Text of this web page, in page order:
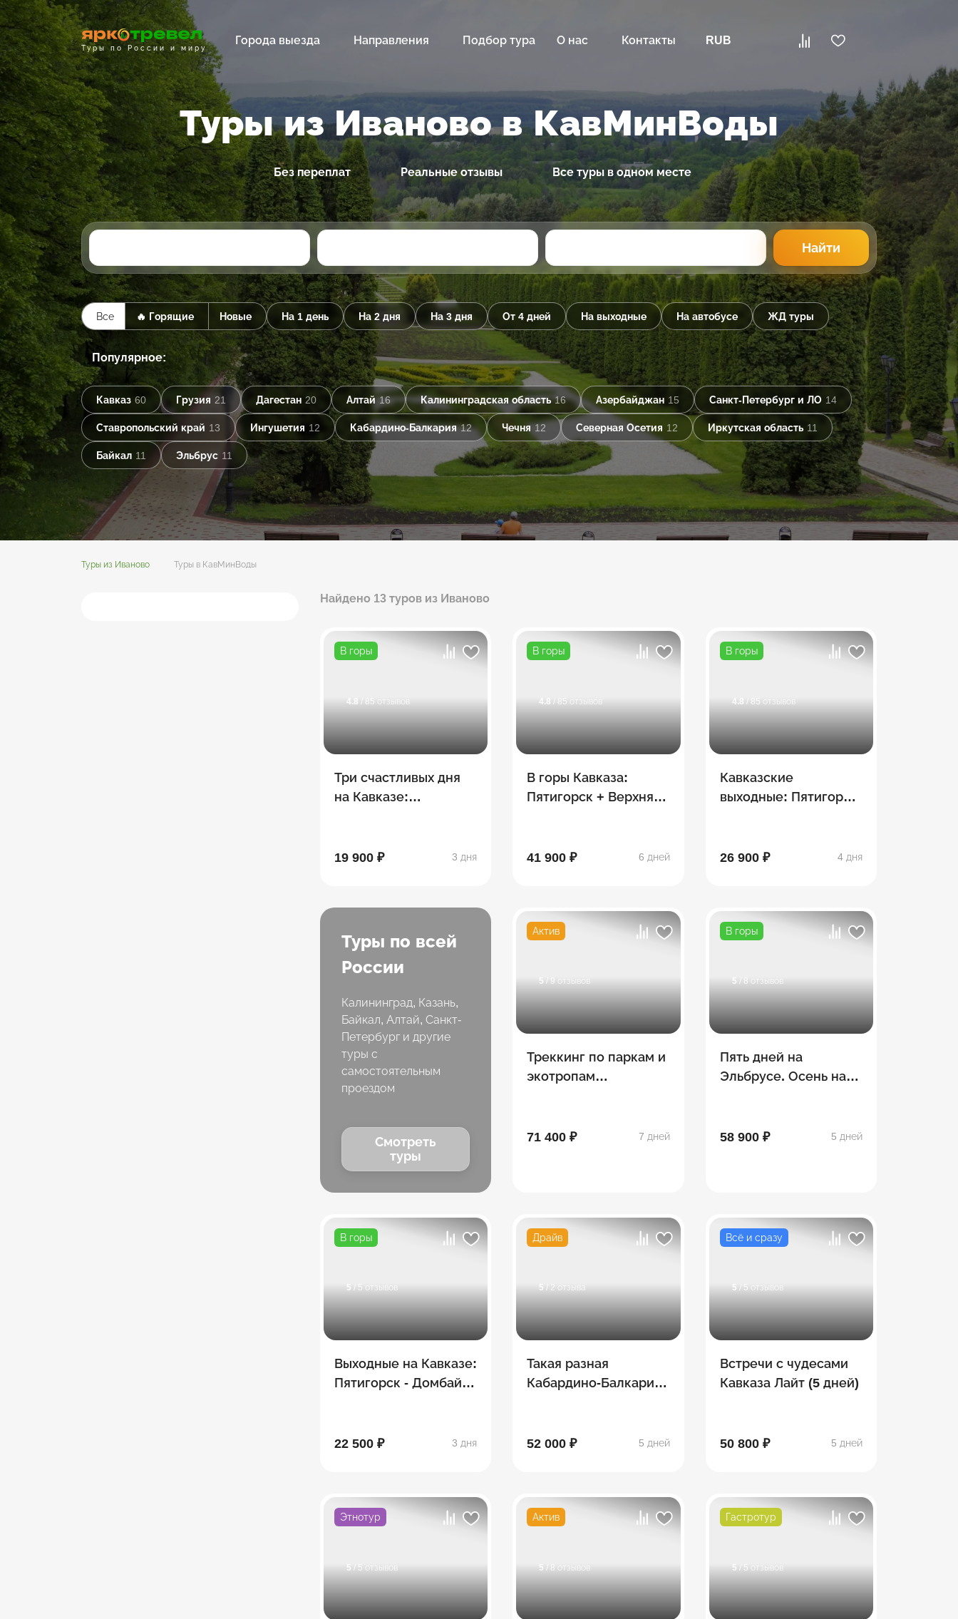
Туры по России и миру
Города выезда Направления Подбор тура О нас Контакты RUB
Туры из Иваново в КавМинВоды
Без переплат Реальные отзывы Все туры в одном месте
Найти
Все 🔥 Горящие Новые На 1 день На 2 дня На 3 дня От 4 дней На выходные На автобусе ЖД туры
Популярное:
Кавказ 60 Грузия 21 Дагестан 20 Алтай 16 Калининградская область 16 Азербайджан 15 Санкт-Петербург и ЛО 14
Ставропольский край 13 Ингушетия 12 Кабардино-Балкария 12 Чечня 12 Северная Осетия 12 Иркутская область 11
Байкал 11 Эльбрус 11
Туры из Иваново Туры в КавМинВоды
Найдено 13 туров из Иваново
В горы
4.8 / 85 отзывов
Три счастливых дня
на Кавказе:
19 900 ₽
3 дня
В горы
4.8 / 85 отзывов
В горы Кавказа:
Пятигорск + Верхняя
Приэльбрусье
41 900 ₽ 6 дней
В горы
4.8 / 85 отзывов
Кавказские
выходные: Пятигорск
дня)
26 900 ₽ 4 дня
Туры по всей
России
Калининград, Казань,
Байкал, Алтай, Санкт-
Петербург и другие
туры с
самостоятельным
проездом
Смотреть
туры
Актив
5 / 9 отзывов
Треккинг по паркам и
экотропам
71 400 ₽
7 дней
В горы
5 / 8 отзывов
Пять дней на
Эльбрусе. Осень на
58 900 ₽ 5 дней
В горы
5 / 5 отзывов
Выходные на Кавказе:
Пятигорск - Домбай -
22 500 ₽ 3 дня
Драйв
5 / 2 отзыва
Такая разная
Кабардино-Балкария:
Безенги
52 000 ₽ 5 дней
Всё и сразу
5 / 5 отзывов
Встречи с чудесами
Кавказа Лайт (5 дней)
50 800 ₽ 5 дней
Этнотур
5 / 5 отзывов
Актив
5 / 8 отзывов
Гастротур
5 / 5 отзывов